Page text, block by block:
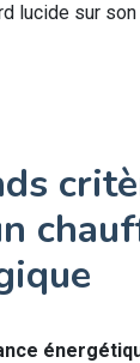
lucide sur